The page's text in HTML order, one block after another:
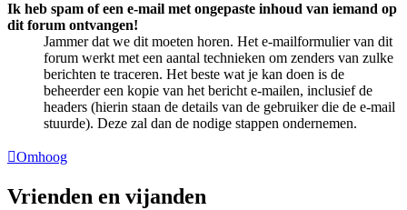
Ik heb spam of een e-mail met ongepaste inhoud van iemand op
dit forum ontvangen!
Jammer dat we dit moeten horen. Het e-mailformulier van dit
forum werkt met een aantal technieken om zenders van zulke
berichten te traceren. Het beste wat je kan doen is de
beheerder een kopie van het bericht e-mailen, inclusief de
headers (hierin staan de details van de gebruiker die de e-mail
stuurde). Deze zal dan de nodige stappen ondernemen.
Omhoog
Vrienden en vijanden